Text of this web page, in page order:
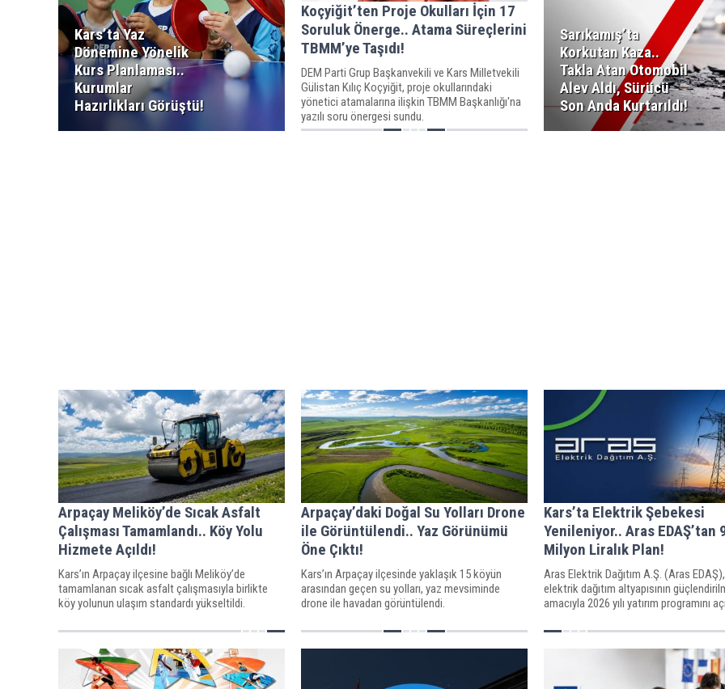
Kars’ta Yaz
Dönemine Yönelik
Kurs Planlaması..
Kurumlar
Hazırlıkları Görüştü!
Koçyiğit’ten Proje Okulları İçin 17
Soruluk Önerge.. Atama Süreçlerini
TBMM’ye Taşıdı!
DEM Parti Grup Başkanvekili ve Kars Milletvekili
Gülistan Kılıç Koçyiğit, proje okullarındaki
yönetici atamalarına ilişkin TBMM Başkanlığı'na
yazılı soru önergesi sundu.
Sarıkamış’ta
Korkutan Kaza..
Takla Atan Otomobil
Alev Aldı, Sürücü
Son Anda Kurtarıldı!
Arpaçay Meliköy’de Sıcak Asfalt
Çalışması Tamamlandı.. Köy Yolu
Hizmete Açıldı!
Kars’ın Arpaçay ilçesine bağlı Meliköy’de
tamamlanan sıcak asfalt çalışmasıyla birlikte
köy yolunun ulaşım standardı yükseltildi.
Arpaçay’daki Doğal Su Yolları Drone
ile Görüntülendi.. Yaz Görünümü
Öne Çıktı!
Kars’ın Arpaçay ilçesinde yaklaşık 15 köyün
arasından geçen su yolları, yaz mevsiminde
drone ile havadan görüntülendi.
Kars’ta Elektrik Şebekesi
Yenileniyor.. Aras EDAŞ’tan
Milyon Liralık Plan!
Aras Elektrik Dağıtım A.Ş. (Aras
elektrik dağıtım altyapısının
amacıyla 2026 yılı yatırım programını